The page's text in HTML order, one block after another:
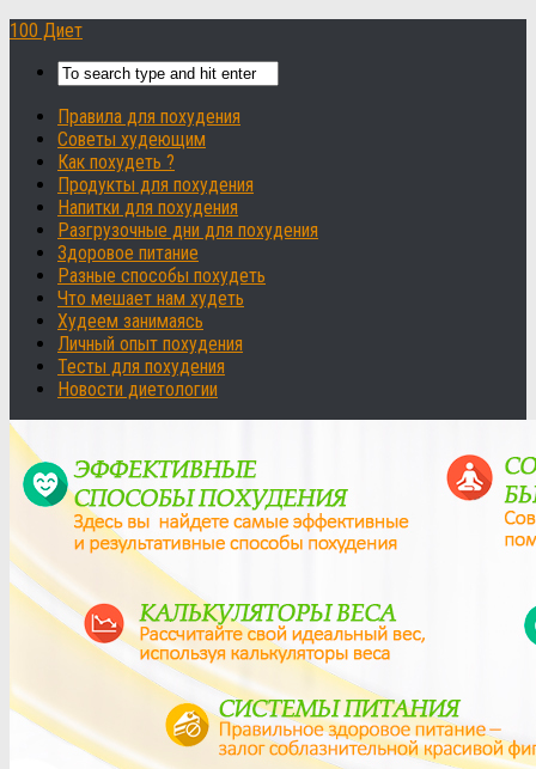
100 Диет
Правила для похудения
Советы худеющим
Как похудеть ?
Продукты для похудения
Напитки для похудения
Разгрузочные дни для похудения
Здоровое питание
Разные способы похудеть
Что мешает нам худеть
Худеем занимаясь
Личный опыт похудения
Тесты для похудения
Новости диетологии